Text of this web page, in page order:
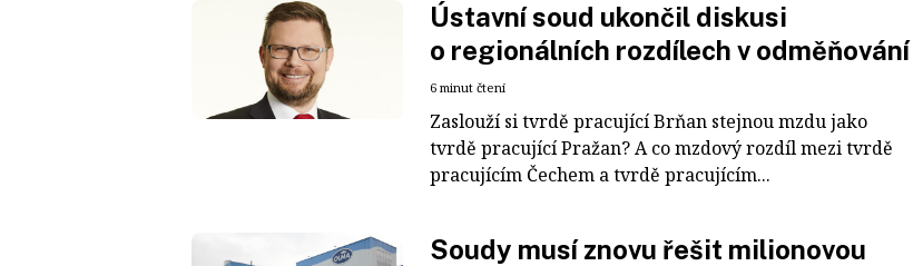
Ústavní soud ukončil diskusi
o regionálních rozdílech v odměňování
6 minut čtení
Zaslouží si tvrdě pracující Brňan stejnou mzdu jako
tvrdě pracující Pražan? A co mzdový rozdíl mezi tvrdě
pracujícím Čechem a tvrdě pracujícím...
Soudy musí znovu řešit milionovou